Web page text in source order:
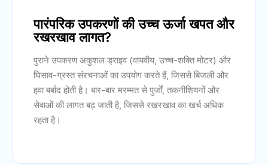
पारंपरिक उपकरणों की उच्च ऊर्जा खपत और
रखरखाव लागत?
पुराने उपकरण अकुशल ड्राइव (वायवीय, उच्च-शक्ति मोटर) और
घिसाव-ग्रस्त संरचनाओं का उपयोग करते हैं, जिससे बिजली और
हवा बर्बाद होती है। बार-बार मरम्मत से पुर्जों, तकनीशियनों और
सेवाओं की लागत बढ़ जाती है, जिससे रखरखाव का खर्च अधिक
रहता है।